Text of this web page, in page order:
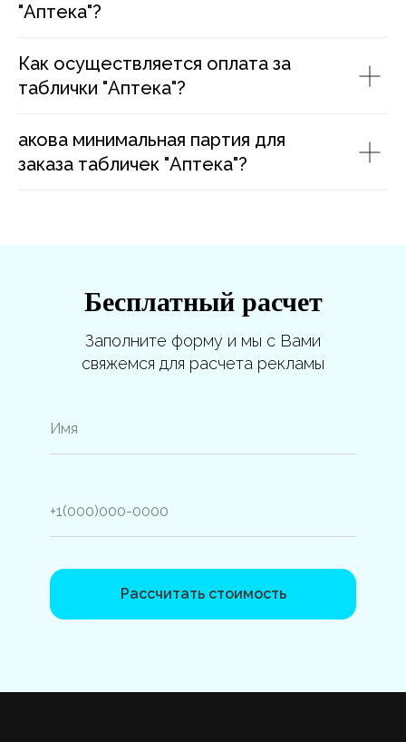
"Аптека"?
Как осуществляется оплата за
таблички "Аптека"?
акова минимальная партия для
заказа табличек "Аптека"?
Бесплатный расчет
Заполните форму и мы с Вами
свяжемся для расчета рекламы
Рассчитать стоимость